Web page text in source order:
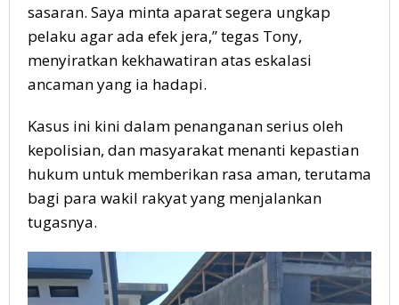
sasaran. Saya minta aparat segera ungkap
pelaku agar ada efek jera,” tegas Tony,
menyiratkan kekhawatiran atas eskalasi
ancaman yang ia hadapi.
Kasus ini kini dalam penanganan serius oleh
kepolisian, dan masyarakat menanti kepastian
hukum untuk memberikan rasa aman, terutama
bagi para wakil rakyat yang menjalankan
tugasnya.